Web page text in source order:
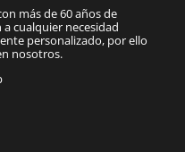
más de 60 años de
cualquier necesidad
personalizado, por ello
nosotros.